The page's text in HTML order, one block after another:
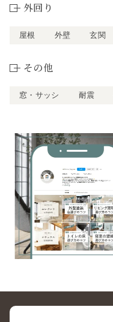
外回り
屋根 外壁 玄関
その他
窓・サッシ 耐震